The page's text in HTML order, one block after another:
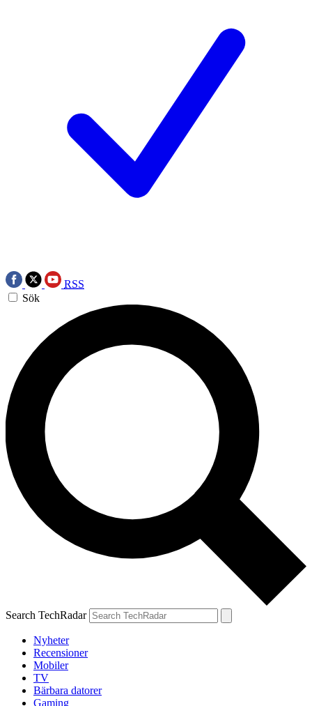
RSS
Sök
Search TechRadar
Nyheter
Recensioner
Mobiler
TV
Bärbara datorer
Gaming